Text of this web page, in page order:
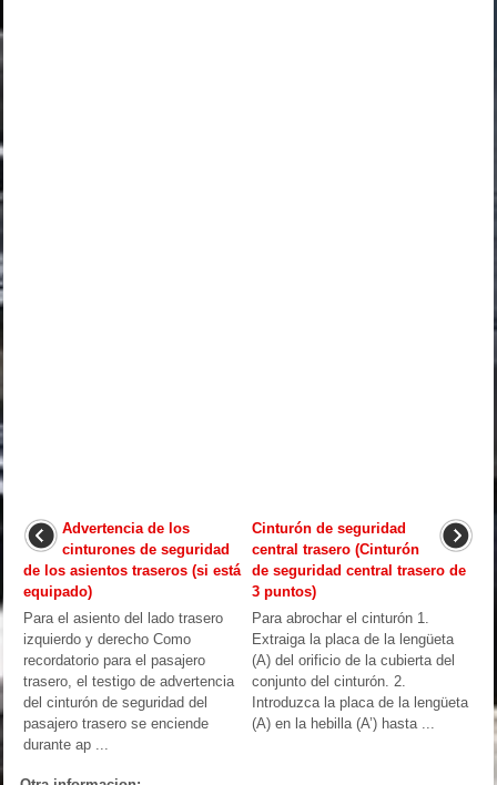
Advertencia de los
cinturones de seguridad
de los asientos traseros (si está
equipado)
Para el asiento del lado trasero
izquierdo y derecho Como
recordatorio para el pasajero
trasero, el testigo de advertencia
del cinturón de seguridad del
pasajero trasero se enciende
durante ap ...
Cinturón de seguridad
central trasero (Cinturón
de seguridad central trasero de
3 puntos)
Para abrochar el cinturón 1.
Extraiga la placa de la lengüeta
(A) del orificio de la cubierta del
conjunto del cinturón. 2.
Introduzca la placa de la lengüeta
(A) en la hebilla (A’) hasta ...